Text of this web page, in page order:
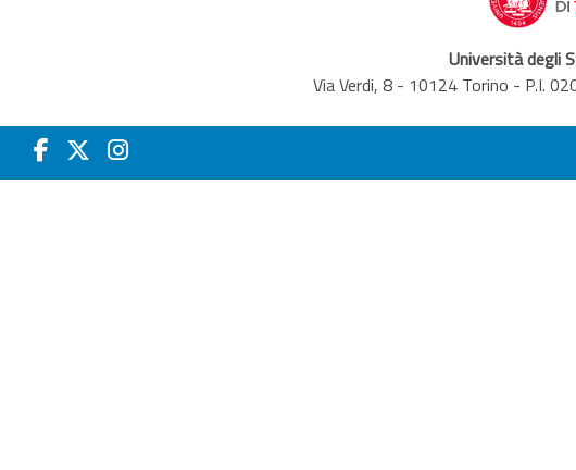
Università degli
Via Verdi, 8 - 10124 Torino - P.I.